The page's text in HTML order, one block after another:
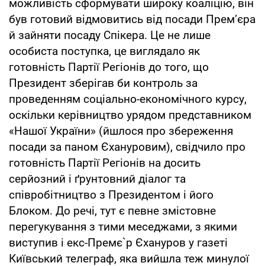
можливість сформувати широку коаліцію, він
був готовий відмовитись від посади Прем’єра
й зайняти посаду Спікера. Це не лише
особиста поступка, це виглядало як
готовність Партії Регіонів до того, що
Президент зберігав би контроль за
проведенням соціально-економічного курсу,
оскільки керівництво урядом представником
«Нашої України» (йшлося про збереження
посади за паном Єхануровим), свідчило про
готовність Партії Регіонів на досить
серйозний і ґрунтовний діалог та
співробітництво з Президентом і його
Блоком. До речі, тут є певне змістовне
перегукування з тими меседжами, з якими
виступив і екс-Премє`р Єхануров у газеті
Київський телеграф, яка вийшла теж минулої